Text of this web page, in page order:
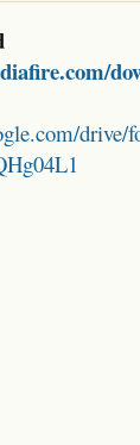
drive/